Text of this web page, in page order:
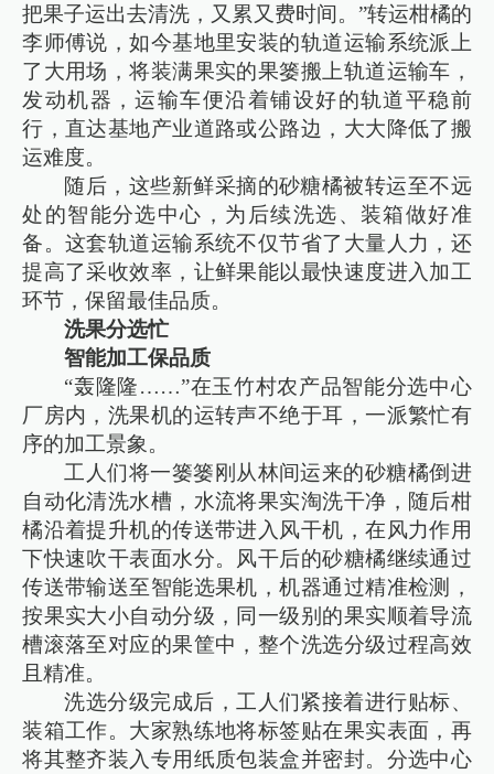
把果子运出去清洗，又累又费时间。”转运柑橘的
李师傅说，如今基地里安装的轨道运输系统派上
了大用场，将装满果实的果篓搬上轨道运输车，
发动机器，运输车便沿着铺设好的轨道平稳前
行，直达基地产业道路或公路边，大大降低了搬
运难度。
随后，这些新鲜采摘的砂糖橘被转运至不远
处的智能分选中心，为后续洗选、装箱做好准
备。这套轨道运输系统不仅节省了大量人力，还
提高了采收效率，让鲜果能以最快速度进入加工
环节，保留最佳品质。
洗果分选忙
智能加工保品质
“轰隆隆……”在玉竹村农产品智能分选中心
厂房内，洗果机的运转声不绝于耳，一派繁忙有
序的加工景象。
工人们将一篓篓刚从林间运来的砂糖橘倒进
自动化清洗水槽，水流将果实淘洗干净，随后柑
橘沿着提升机的传送带进入风干机，在风力作用
下快速吹干表面水分。风干后的砂糖橘继续通过
传送带输送至智能选果机，机器通过精准检测，
按果实大小自动分级，同一级别的果实顺着导流
槽滚落至对应的果筐中，整个洗选分级过程高效
且精准。
洗选分级完成后，工人们紧接着进行贴标、
装箱工作。大家熟练地将标签贴在果实表面，再
将其整齐装入专用纸质包装盒并密封。分选中心